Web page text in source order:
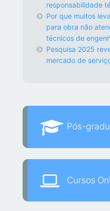
responsabilidade
Por que muitos
para obra não
técnicos de
Pesquisa 2025
mercado de
Pós-
Cursos